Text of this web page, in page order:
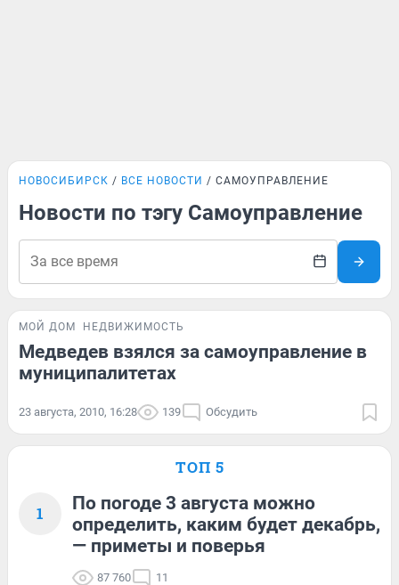
НОВОСИБИРСК ВСЕ НОВОСТИ САМОУПРАВЛЕНИЕ
Новости по тэгу Самоуправление
МОЙ ДОМ НЕДВИЖИМОСТЬ
Медведев взялся за самоуправление в
муниципалитетах
23 августа, 2010, 16:28 139 Обсудить
ТОП 5
1
По погоде 3 августа можно
определить, каким будет декабрь,
— приметы и поверья
87 760 11